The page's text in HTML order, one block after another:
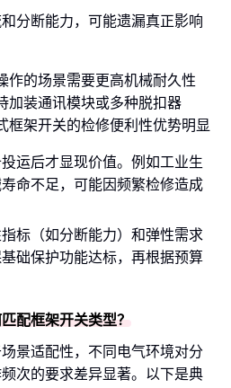
分断能力，可能遗漏真正影响
作的场景需要更高机械耐久性
加装通讯模块或多种脱扣器
框架开关的检修便利性优势明显
运后才显现价值。例如工业生
命不足，可能因频繁检修造成
标（如分断能力）和弹性需求
基础保护功能达标，再根据预算
配框架开关类型？
景适配性，不同电气环境对分
次的要求差异显著。以下是典